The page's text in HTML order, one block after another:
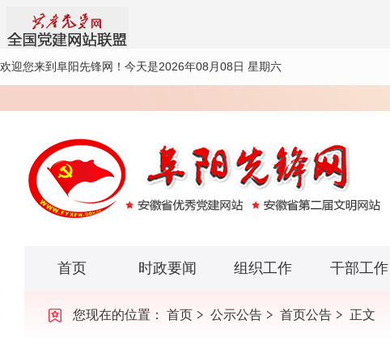
欢迎您来到阜阳先锋网！ 今天是2026年08月08日 星期六
首页 时政要闻 组织工作 干部工作
您现在的位置： 首页 公示公告 首页公告 正文